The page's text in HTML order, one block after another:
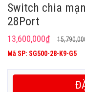
Switch chia
28Port
13,600,000₫
Mã SP: SG500-28-K9-G5